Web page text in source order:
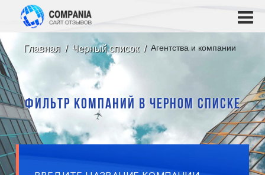
Главная Черный список Агентства и компании
ФИЛЬТР КОМПАНИЙ В ЧЕРНОМ СПИСКЕ